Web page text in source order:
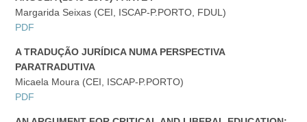
Margarida Seixas (CEI, ISCAP-P.PORTO, FDUL)
PDF
A TRADUÇÃO JURÍDICA NUMA PERSPECTIVA
PARATRADUTIVA
Micaela Moura (CEI, ISCAP-P.PORTO)
PDF